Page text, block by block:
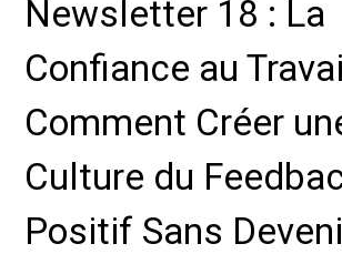
Newsletter 18 : La
Confiance au
Comment Créer
Culture du
Positif Sans